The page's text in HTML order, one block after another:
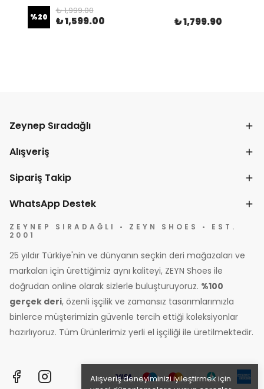
Alışveriş deneyiminizi iyileştirmek için
%20
₺ 1,999.00
₺ 1,599.00 ₺ 1,799.90
Zeynep Sıradağlı
Alışveriş
Sipariş Takip
WhatsApp Destek
ZEYNEP SIRADAĞLI • ZEYN SHOES • EST.
2001
25 yıldır Türkiye'nin ve dünyanın seçkin deri mağazaları ve
markaları için ürettiğimiz aynı kaliteyi, ZEYN Shoes ile
doğrudan online olarak sizlerle buluşturuyoruz. %100
gerçek deri, özenli işçilik ve zamansız tasarımlarımızla
binlerce müşterimizin güvenle tercih ettiği koleksiyonlar
hazırlıyoruz. Tüm Ürünlerimiz yerli el işçiliği ile üretilmektedir.